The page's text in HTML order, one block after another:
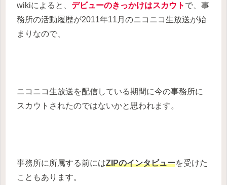
wikiによると、 デビューのきっかけはスカウト で、事
務所の活動履歴が2011年11月のニコニコ生放送が始
まりなので、
ニコニコ生放送を配信している期間に今の事務所に
スカウトされたのではないかと思われます。
事務所に所属する前にはZIPのインタビューを受けた
こともあります。